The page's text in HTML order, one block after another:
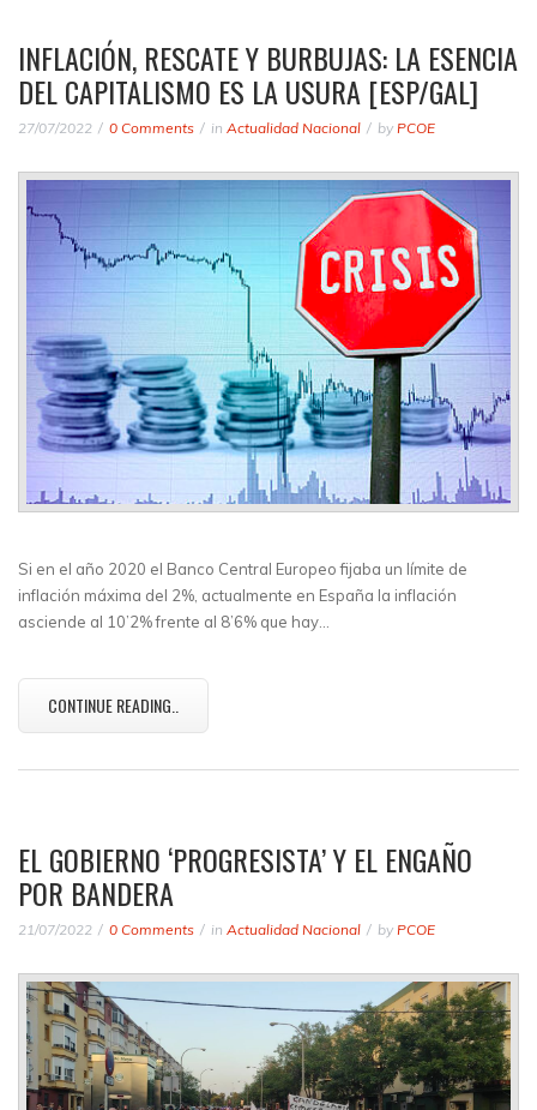
INFLACIÓN, RESCATE Y BURBUJAS: LA ESENCIA
DEL CAPITALISMO ES LA USURA [ESP/GAL]
27/07/2022 0 Comments in Actualidad Nacional by PCOE
Si en el año 2020 el Banco Central Europeo fijaba un límite de
inflación máxima del 2%, actualmente en España la inflación
asciende al 10’2% frente al 8’6% que hay…
CONTINUE READING..
EL GOBIERNO ‘PROGRESISTA’ Y EL ENGAÑO
POR BANDERA
21/07/2022 0 Comments in Actualidad Nacional by PCOE